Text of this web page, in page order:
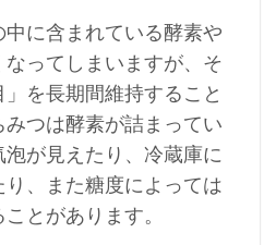
に含まれている酵素や
ってしまいますが、そ
を長期間維持すること
つは酵素が詰まってい
が見えたり、冷蔵庫に
、また糖度によっては
とがあります。